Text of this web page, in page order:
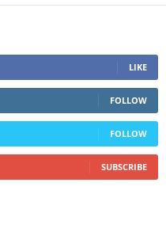
LIKE
FOLLOW
FOLLOW
SUBSCRIBE